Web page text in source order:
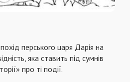
перського царя Дарія на
яка ставить під сумнів
про ті події.